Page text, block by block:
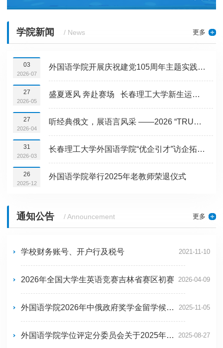
学院新闻 / News 更多
03
2026-07
外国语学院开展庆祝建党105周年主题实践活动
27
2026-05
盛夏逐风 奔赴赛场 长春理工大学新生运动会燃情启幕
27
2026-04
听经典俄文，展语言风采 ——2026 “TRUD” 全民俄语听写大赛在长春理工大学圆满举行
31
2026-03
长春理工大学外国语学院“优企引才”访企拓岗为毕业生高质量就业铺路搭桥
26
2025-12
外国语学院举行2025年老教师荣退仪式
通知公告 / Announcement 更多
学校财务账号、开户行及税号 2021-11-10
2026年全国大学生英语竞赛吉林省赛区初赛 2026-04-09
外国语学院2026年中俄政府奖学金留学候选人公示 2025-11-05
外国语学院学位评定分委员会关于2025年省优秀硕士学位论文推荐结果的公示 2025-08-27